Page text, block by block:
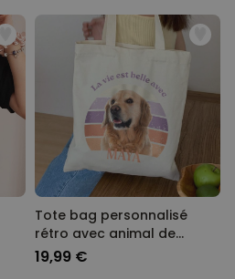
Tote bag personnalisé
rétro avec animal de
compagnie
19,99 €